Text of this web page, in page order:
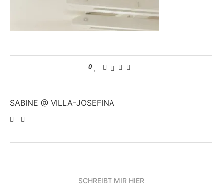
0
SABINE @ VILLA-JOSEFINA
SCHREIBT MIR HIER